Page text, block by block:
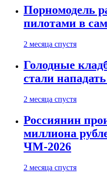
Порномодель
пилотами в
2 месяца спустя
Голодные
стали
2 месяца спустя
Россиянин
миллиона
ЧМ-2026
2 месяца спустя